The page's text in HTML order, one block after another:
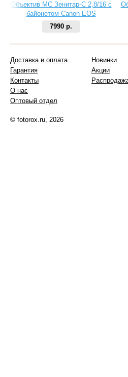
Объектив МС Зенитар-C 2,8/16 с
байонетом Canon EOS
7990 р.
Доставка и оплата
Гарантия
Контакты
О нас
Оптовый отдел
Новинки
Акции
© fotorox.ru, 2026